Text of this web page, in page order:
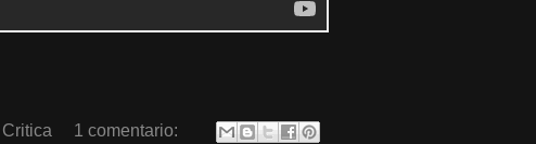
1 comentario: